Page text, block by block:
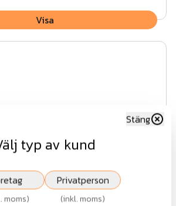
Visa
typ av kund
Stäng
moms)
Privatperson
(inkl. moms)